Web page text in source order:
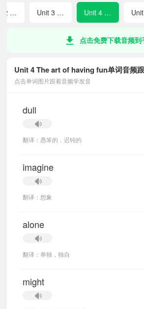
音，提高听写记忆能力。
Unit 2 Go for it! Unit 3 Food matters Unit 4 The art of having fun
点击免费下载音频到
Unit 4 The art of having fun单词音频
点击单词图片跟着音频学发音
dull
翻译：愚笨的，迟钝的
imagine
翻译：想象
alone
翻译：单独，独自
might